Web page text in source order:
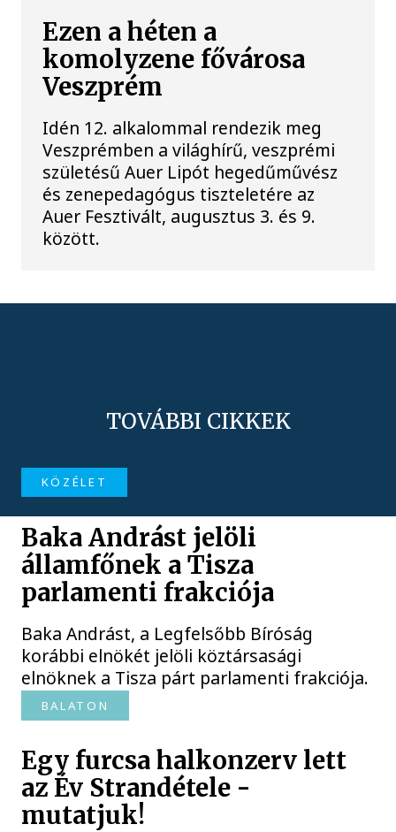
Ezen a héten a
komolyzene fővárosa
Veszprém
Idén 12. alkalommal rendezik meg
Veszprémben a világhírű, veszprémi
születésű Auer Lipót hegedűművész
és zenepedagógus tiszteletére az
Auer Fesztivált, augusztus 3. és 9.
között.
TOVÁBBI CIKKEK
KÖZÉLET
Baka Andrást jelöli
államfőnek a Tisza
parlamenti frakciója
Baka Andrást, a Legfelsőbb Bíróság
korábbi elnökét jelöli köztársasági
elnöknek a Tisza párt parlamenti frakciója.
BALATON
Egy furcsa halkonzerv lett
az Év Strandétele -
mutatjuk!